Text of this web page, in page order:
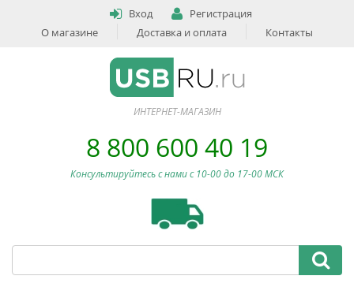
Вход
Регистрация
О магазине
Доставка и оплата Контакты
ИНТЕРНЕТ-МАГАЗИН
8 800 600 40 19
Консультируйтесь с нами c 10-00 до 17-00 МСК